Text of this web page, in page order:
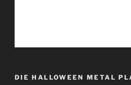
DIE HALLOWEEN METAL